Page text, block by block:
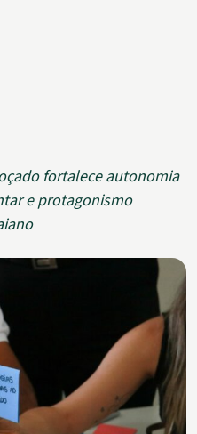
fortalece autonomia
e protagonismo